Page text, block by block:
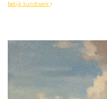
bekijk kunstwerk